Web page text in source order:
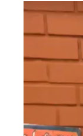
Reprodutor
vídeo